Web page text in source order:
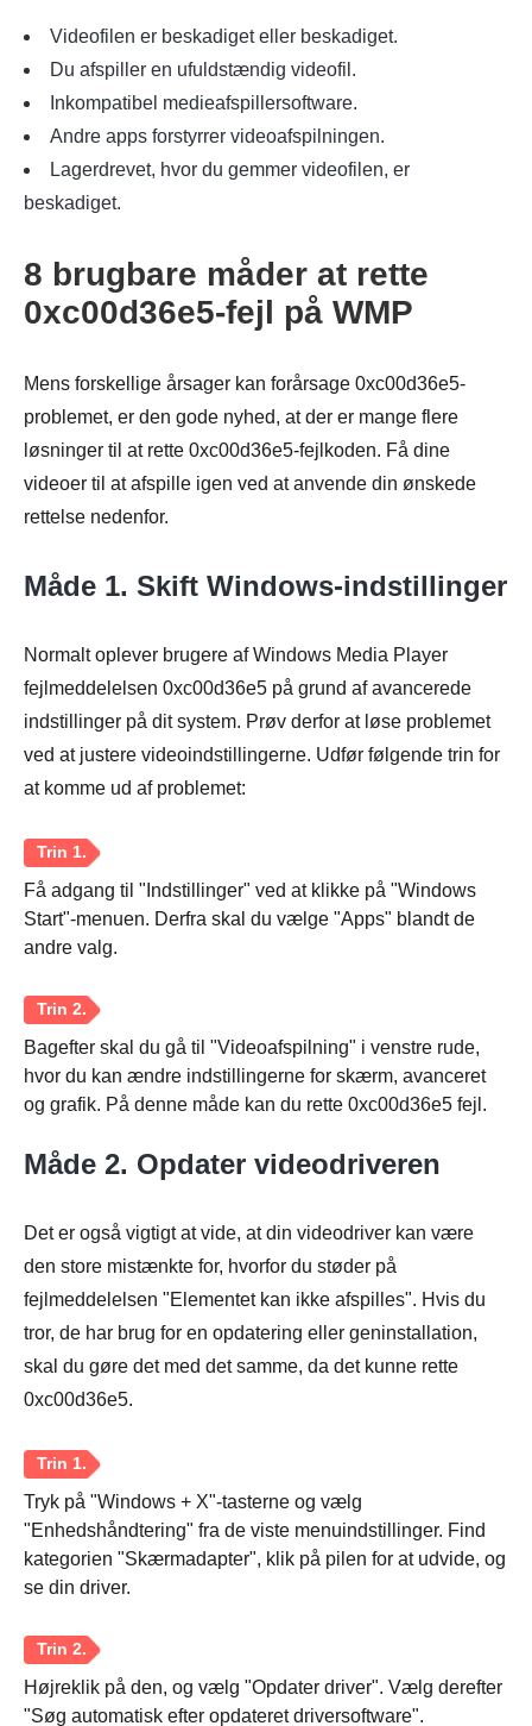
Videofilen er beskadiget eller beskadiget.
Du afspiller en ufuldstændig videofil.
Inkompatibel medieafspillersoftware.
Andre apps forstyrrer videoafspilningen.
Lagerdrevet, hvor du gemmer videofilen, er
beskadiget.
8 brugbare måder at rette
0xc00d36e5-fejl på WMP
Mens forskellige årsager kan forårsage 0xc00d36e5-
problemet, er den gode nyhed, at der er mange flere
løsninger til at rette 0xc00d36e5-fejlkoden. Få dine
videoer til at afspille igen ved at anvende din ønskede
rettelse nedenfor.
Måde 1. Skift Windows-indstillinger
Normalt oplever brugere af Windows Media Player
fejlmeddelelsen 0xc00d36e5 på grund af avancerede
indstillinger på dit system. Prøv derfor at løse problemet
ved at justere videoindstillingerne. Udfør følgende trin for
at komme ud af problemet:
Trin 1.
Få adgang til "Indstillinger" ved at klikke på "Windows
Start"-menuen. Derfra skal du vælge "Apps" blandt de
andre valg.
Trin 2.
Bagefter skal du gå til "Videoafspilning" i venstre rude,
hvor du kan ændre indstillingerne for skærm, avanceret
og grafik. På denne måde kan du rette 0xc00d36e5 fejl.
Måde 2. Opdater videodriveren
Det er også vigtigt at vide, at din videodriver kan være
den store mistænkte for, hvorfor du støder på
fejlmeddelelsen "Elementet kan ikke afspilles". Hvis du
tror, de har brug for en opdatering eller geninstallation,
skal du gøre det med det samme, da det kunne rette
0xc00d36e5.
Tryk på "Windows + X"-tasterne og vælg
"Enhedshåndtering" fra de viste menuindstillinger. Find
kategorien "Skærmadapter", klik på pilen for at udvide, og
se din driver.
Højreklik på den, og vælg "Opdater driver". Vælg derefter
"Søg automatisk efter opdateret driversoftware".